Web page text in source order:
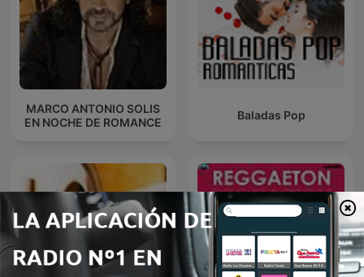
MARCO ANTONIO SOLIS
EN NOCHE DE ROMANCE
Baladas Pop